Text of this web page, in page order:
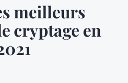
meilleurs
cryptage en